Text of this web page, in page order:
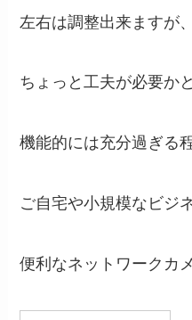
左右は調整出来ますが
ちょっと工夫が必要か
機能的には充分過ぎる
ご自宅や小規模なビジ
便利なネットワークカ